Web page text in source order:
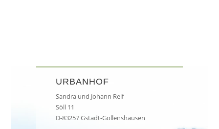
URBANHOF
Sandra und Johann Reif
Söll 11
D-83257 Gstadt-Gollenshausen